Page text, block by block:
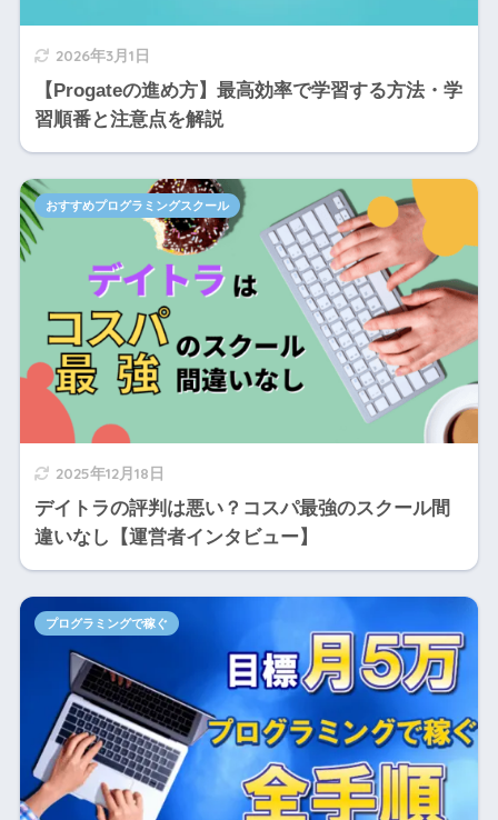
2026年3月1日
【Progateの進め方】最高効率で学習する方法・学
習順番と注意点を解説
2025年12月18日
デイトラの評判は悪い？コスパ最強のスクール間
違いなし【運営者インタビュー】
おすすめプログラミングスクール
プログラミングで稼ぐ